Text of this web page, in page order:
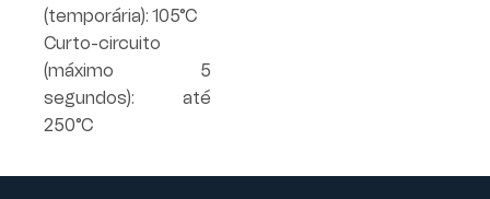
(temporária): 105°C
Curto-circuito
(máximo 5
segundos): até
250°C